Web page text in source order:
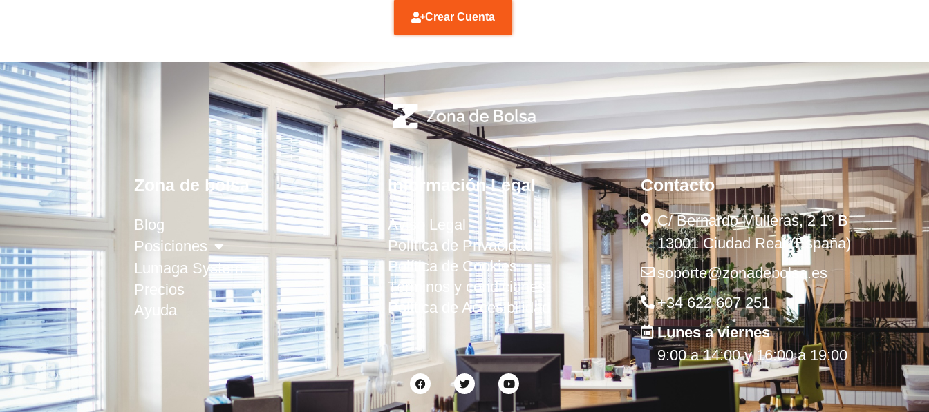
Crear Cuenta
Zona de bolsa
Blog
Posiciones
Lumaga System
Precios
Ayuda
Información Legal
Aviso Legal
Política de Privacidad
Política de Cookies
Términos y condiciones
Política de Accesibilidad
Contacto
C/ Bernardo Mulleras, 2 1º B
13001 Ciudad Real (España)
soporte@zonadebolsa.es
+34 622 607 251
Lunes a viernes
9:00 a 14:00 y 16:00 a 19:00